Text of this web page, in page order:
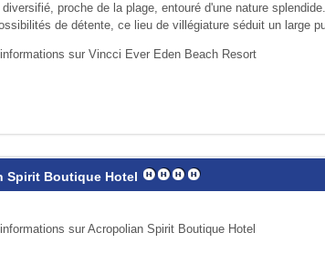
proche de la plage, entouré d'une nature
de détente, ce lieu de villégiature séduit un large
sur Vincci Ever Eden Beach Resort
Spirit Boutique Hotel
sur Acropolian Spirit Boutique Hotel